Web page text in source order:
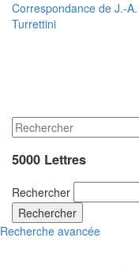
Correspondance de J.-A.
Turrettini
5000 Lettres
Rechercher
Rechercher
Recherche avancée